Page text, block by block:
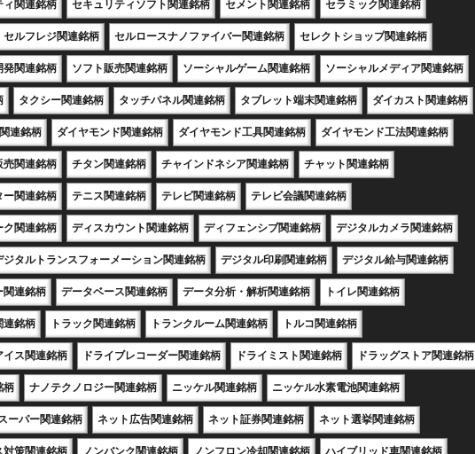
ィ関連銘柄 セキュリティソフト関連銘柄 セメント関連銘柄 セラミック関連銘柄
セルフレジ関連銘柄 セルロースナノファイバー関連銘柄 セレクトショップ関連銘柄
発関連銘柄 ソフト販売関連銘柄 ソーシャルゲーム関連銘柄 ソーシャルメディア関連銘柄
タクシー関連銘柄 タッチパネル関連銘柄 タブレット端末関連銘柄 ダイカスト関連銘柄
連銘柄 ダイヤモンド関連銘柄 ダイヤモンド工具関連銘柄 ダイヤモンド工法関連銘柄
売関連銘柄 チタン関連銘柄 チャインドネシア関連銘柄 チャット関連銘柄
ー関連銘柄 テニス関連銘柄 テレビ関連銘柄 テレビ会議関連銘柄
ク関連銘柄 ディスカウント関連銘柄 ディフェンシブ関連銘柄 デジタルカメラ関連銘柄
ジタルトランスフォーメーション関連銘柄 デジタル印刷関連銘柄 デジタル給与関連銘柄
関連銘柄 データベース関連銘柄 データ分析・解析関連銘柄 トイレ関連銘柄
連銘柄 トラック関連銘柄 トランクルーム関連銘柄 トルコ関連銘柄
イス関連銘柄 ドライブレコーダー関連銘柄 ドライミスト関連銘柄 ドラッグストア関連銘柄
柄 ナノテクノロジー関連銘柄 ニッケル関連銘柄 ニッケル水素電池関連銘柄
ーパー関連銘柄 ネット広告関連銘柄 ネット証券関連銘柄 ネット選挙関連銘柄
対策関連銘柄 ノンバンク関連銘柄 ノンフロン冷却関連銘柄 ハイブリッド車関連銘柄